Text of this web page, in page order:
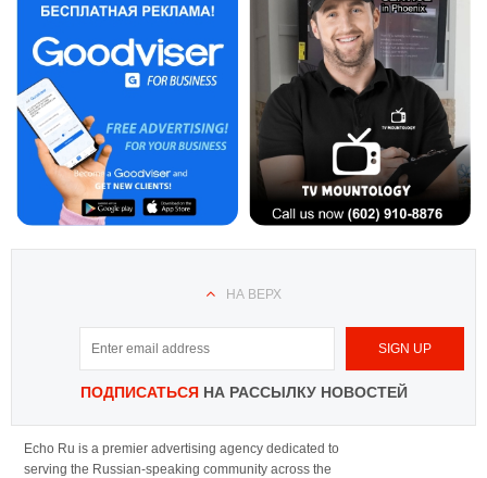
НА ВЕРХ
ПОДПИСАТЬСЯНА РАССЫЛКУ НОВОСТЕЙ
Echo Ru is a premier advertising agency dedicated to
serving the Russian-speaking community across the